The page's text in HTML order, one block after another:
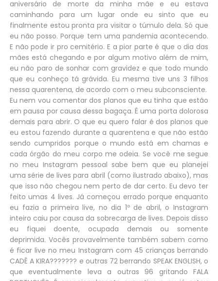
aniversário de morte da minha mãe e eu estava
caminhando para um lugar onde eu sinto que eu
finalmente estou pronta pra visitar o túmulo dela. Só que
eu não posso. Porque tem uma pandemia acontecendo.
E não pode ir pro cemitério. E a pior parte é que o dia das
mães está chegando e por algum motivo além de mim,
eu não paro de sonhar com gravidez e que todo mundo
que eu conheço tá grávida. Eu mesma tive uns 3 filhos
nessa quarentena, de acordo com o meu subconsciente.
Eu nem vou comentar dos planos que eu tinha que estão
em pausa por causa dessa bagaça. É uma porta dolorosa
demais para abrir. O que eu quero falar é dos planos que
eu estou fazendo durante a quarentena e que não estão
sendo cumpridos porque o mundo está em chamas e
cada órgão do meu corpo me odeia. Se você me segue
no meu Instagram pessoal sabe bem que eu planejei
uma série de lives para abril (como ilustrado abaixo), mas
que isso não chegou nem perto de dar certo. Eu devo ter
feito umas 4 lives. Já começou errado porque enquanto
eu fazia a primeira live, no dia 1º de abril, o Instagram
inteiro caiu por causa da sobrecarga de lives. Depois disso
eu fiquei doente, ocupada demais ou somente
deprimida. Vocês provavelmente também sabem como
é ficar live no meu Instagram com 45 crianças berrando
CADÊ A KIRA??????? e outras 72 berrando SPEAK ENGLISH, o
que eventualmente leva a outras 96 gritando FALA